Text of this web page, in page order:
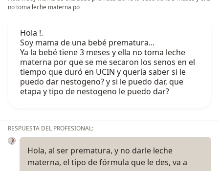
no toma leche materna po
Hola !.
Soy mama de una bebé prematura...
Ya la bebé tiene 3 meses y ella no toma leche
materna por que se me secaron los senos en el
tiempo que duró en UCIN y quería saber si le
puedo dar nestogeno? y si le puedo dar, que
etapa y tipo de nestogeno le puedo dar?
RESPUESTA DEL PROFESIONAL:
Hola, al ser prematura, y no darle leche
materna, el tipo de fórmula que le des, va a